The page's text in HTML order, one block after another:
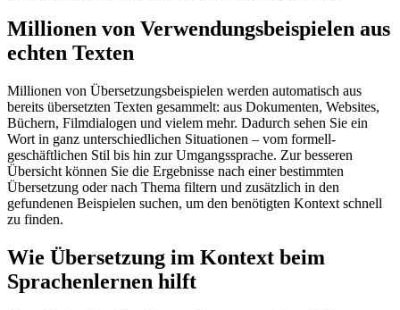
Millionen von Verwendungsbeispielen aus
echten Texten
Millionen von Übersetzungsbeispielen werden automatisch aus
bereits übersetzten Texten gesammelt: aus Dokumenten, Websites,
Büchern, Filmdialogen und vielem mehr. Dadurch sehen Sie ein
Wort in ganz unterschiedlichen Situationen – vom formell-
geschäftlichen Stil bis hin zur Umgangssprache. Zur besseren
Übersicht können Sie die Ergebnisse nach einer bestimmten
Übersetzung oder nach Thema filtern und zusätzlich in den
gefundenen Beispielen suchen, um den benötigten Kontext schnell
zu finden.
Wie Übersetzung im Kontext beim
Sprachenlernen hilft